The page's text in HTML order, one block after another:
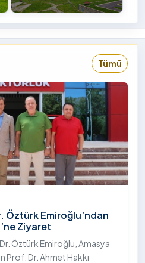
Tümü
Öztürk Emiroğlu’ndan
Ziyaret
Öztürk Emiroğlu, Amasya
Prof. Dr. Ahmet Hakkı